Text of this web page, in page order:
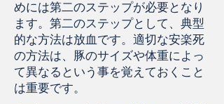
めには第二のステップが必要となり
ます。第二のステップとして、典型
的な方法は放血です。適切な安楽死
の方法は、豚のサイズや体重によっ
て異なるという事を覚えておくこと
は重要です。